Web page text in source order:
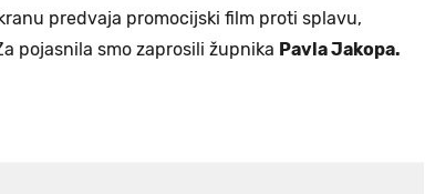
predvaja promocijski film proti splavu,
pojasnila smo zaprosili župnika Pavla Jakopa.